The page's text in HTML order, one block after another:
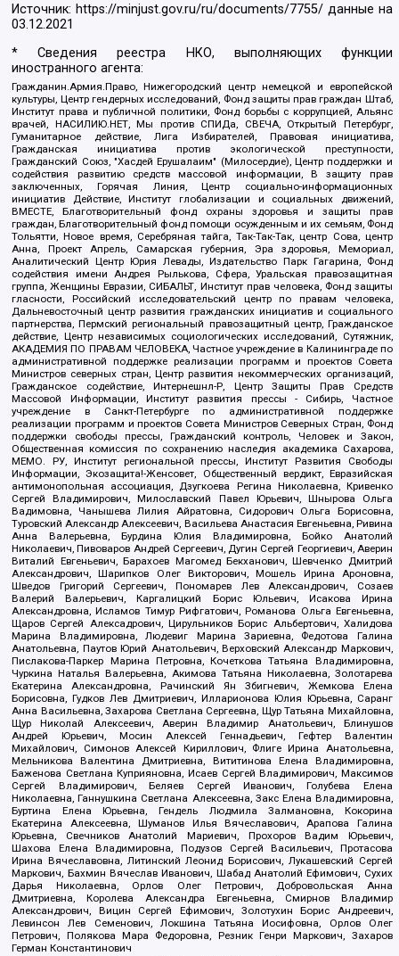
Источник: https://minjust.gov.ru/ru/documents/7755/ данные на
03.12.2021
* Сведения реестра НКО, выполняющих функции
иностранного агента:
Гражданин.Армия.Право, Нижегородский центр немецкой и европейской
культуры, Центр гендерных исследований, Фонд защиты прав граждан Штаб,
Институт права и публичной политики, Фонд борьбы с коррупцией, Альянс
врачей, НАСИЛИЮ.НЕТ, Мы против СПИДа, СВЕЧА, Открытый Петербург,
Гуманитарное действие, Лига Избирателей, Правовая инициатива,
Гражданская инициатива против экологической преступности,
Гражданский Союз, "Хасдей Ерушалаим" (Милосердие), Центр поддержки и
содействия развитию средств массовой информации, В защиту прав
заключенных, Горячая Линия, Центр социально-информационных
инициатив Действие, Институт глобализации и социальных движений,
ВМЕСТЕ, Благотворительный фонд охраны здоровья и защиты прав
граждан, Благотворительный фонд помощи осужденным и их семьям, Фонд
Тольятти, Новое время, Серебряная тайга, Так-Так-Так, центр Сова, центр
Анна, Проект Апрель, Самарская губерния, Эра здоровья, Мемориал,
Аналитический Центр Юрия Левады, Издательство Парк Гагарина, Фонд
содействия имени Андрея Рылькова, Сфера, Уральская правозащитная
группа, Женщины Евразии, СИБАЛЬТ, Институт прав человека, Фонд защиты
гласности, Российский исследовательский центр по правам человека,
Дальневосточный центр развития гражданских инициатив и социального
партнерства, Пермский региональный правозащитный центр, Гражданское
действие, Центр независимых социологических исследований, Сутяжник,
АКАДЕМИЯ ПО ПРАВАМ ЧЕЛОВЕКА, Частное учреждение в Калининграде по
административной поддержке реализации программ и проектов Совета
Министров северных стран, Центр развития некоммерческих организаций,
Гражданское содействие, Интернешнл-Р, Центр Защиты Прав Средств
Массовой Информации, Институт развития прессы - Сибирь, Частное
учреждение в Санкт-Петербурге по административной поддержке
реализации программ и проектов Совета Министров Северных Стран, Фонд
поддержки свободы прессы, Гражданский контроль, Человек и Закон,
Общественная комиссия по сохранению наследия академика Сахарова,
МЕМО. РУ, Институт региональной прессы, Институт Развития Свободы
Информации, Экозащита!-Женсовет, Общественный вердикт, Евразийская
антимонопольная ассоциация, Дзугкоева Регина Николаевна, Кривенко
Сергей Владимирович, Милославский Павел Юрьевич, Шнырова Ольга
Вадимовна, Чанышева Лилия Айратовна, Сидорович Ольга Борисовна,
Туровский Александр Алексеевич, Васильева Анастасия Евгеньевна, Ривина
Анна Валерьевна, Бурдина Юлия Владимировна, Бойко Анатолий
Николаевич, Пивоваров Андрей Сергеевич, Дугин Сергей Георгиевич, Аверин
Виталий Евгеньевич, Барахоев Магомед Бекханович, Шевченко Дмитрий
Александрович, Шарипков Олег Викторович, Мошель Ирина Ароновна,
Шведов Григорий Сергеевич, Пономарев Лев Александрович, Созаев
Валерий Валерьевич, Каргалицкий Борис Юльевич, Исакова Ирина
Александровна, Исламов Тимур Рифгатович, Романова Ольга Евгеньевна,
Щаров Сергей Алексадрович, Цирульников Борис Альбертович, Халидова
Марина Владимировна, Людевиг Марина Зариевна, Федотова Галина
Анатольевна, Паутов Юрий Анатольевич, Верховский Александр Маркович,
Пислакова-Паркер Марина Петровна, Кочеткова Татьяна Владимировна,
Чуркина Наталья Валерьевна, Акимова Татьяна Николаевна, Золотарева
Екатерина Александровна, Рачинский Ян Збигневич, Жемкова Елена
Борисовна, Гудков Лев Дмитриевич, Илларионова Юлия Юрьевна, Саранг
Анна Васильевна, Захарова Светлана Сергеевна, Щур Татьяна Михайловна,
Щур Николай Алексеевич, Аверин Владимир Анатольевич, Блинушов
Андрей Юрьевич, Мосин Алексей Геннадьевич, Гефтер Валентин
Михайлович, Симонов Алексей Кириллович, Флиге Ирина Анатольевна,
Мельникова Валентина Дмитриевна, Вититинова Елена Владимировна,
Баженова Светлана Куприяновна, Исаев Сергей Владимирович, Максимов
Сергей Владимирович, Беляев Сергей Иванович, Голубева Елена
Николаевна, Ганнушкина Светлана Алексеевна, Закс Елена Владимировна,
Буртина Елена Юрьевна, Гендель Людмила Залмановна, Кокорина
Екатерина Алексеевна, Шуманов Илья Вячеславович, Арапова Галина
Юрьевна, Свечников Анатолий Мариевич, Прохоров Вадим Юрьевич,
Шахова Елена Владимировна, Подузов Сергей Васильевич, Протасова
Ирина Вячеславовна, Литинский Леонид Борисович, Лукашевский Сергей
Маркович, Бахмин Вячеслав Иванович, Шабад Анатолий Ефимович, Сухих
Дарья Николаевна, Орлов Олег Петрович, Добровольская Анна
Дмитриевна, Королева Александра Евгеньевна, Смирнов Владимир
Александрович, Вицин Сергей Ефимович, Золотухин Борис Андреевич,
Левинсон Лев Семенович, Локшина Татьяна Иосифовна, Орлов Олег
Петрович, Полякова Мара Федоровна, Резник Генри Маркович, Захаров
Герман Константинович